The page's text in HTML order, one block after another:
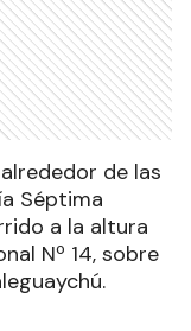
de las
Séptima
a la altura
Nº 14, sobre